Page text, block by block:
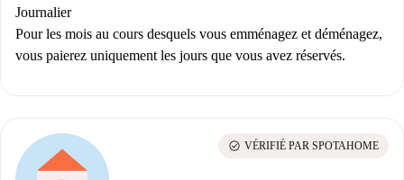
Journalier
Pour les mois au cours desquels vous emménagez et déménagez,
vous paierez uniquement les jours que vous avez réservés.
check_circle VÉRIFIÉ PAR SPOTAHOME